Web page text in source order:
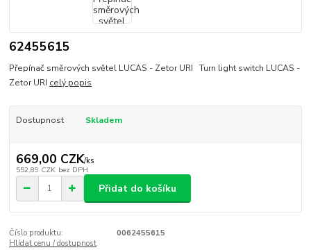
62455615
Přepínač směrových světel LUCAS - Zetor URI Turn light switch LUCAS -
Zetor URI celý popis
Dostupnost Skladem
669,00 CZK/ks
552,89 CZK bez DPH
Přidat do košíku
Číslo produktu:
0062455615
Hlídat cenu / dostupnost